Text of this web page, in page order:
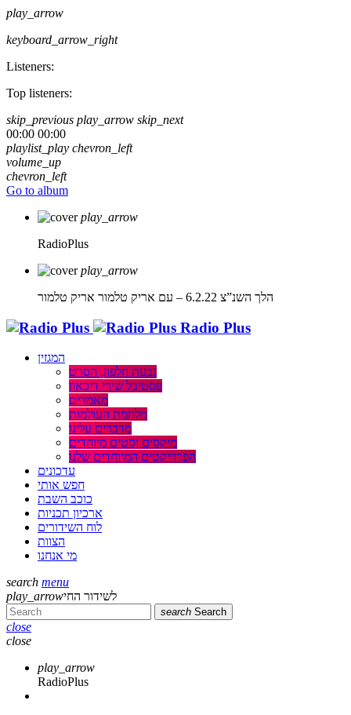
play_arrow
keyboard_arrow_right
Listeners:
Top listeners:
skip_previous play_arrow skip_next
00:00 00:00
playlist_play chevron_left
volume_up
chevron_left
Go to album
play_arrow
RadioPlus
play_arrow
הלך השנ”צ 6.2.22 – עם אריק טלמור
אריק טלמור
Radio Plus
המגזין
גבעת חלפון, הסרט
פסטיבל שירי דיכאון
מאמרים
מלחמת העולמות
מדברים עלינו
מיקסים וסטים מיוחדים
הפרוייקטים המיוחדים שלנו
עדכונים
חפש אותי
כוכב השבת
ארכיון תכניות
לוח השידורים
הצוות
מי אנחנו
search menu
play_arrowלשידור החי
search Search
close
close
play_arrow
RadioPlus